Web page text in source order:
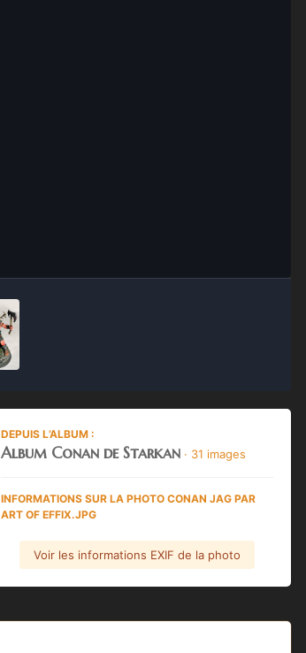
DEPUIS L’ALBUM :
Album Conan de Starkan · 31 images
INFORMATIONS SUR LA PHOTO CONAN JAG PAR
ART OF EFFIX.JPG
Voir les informations EXIF de la photo